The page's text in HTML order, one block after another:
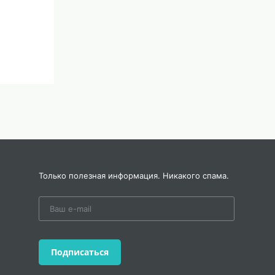
Только полезная информация. Никакого спама.
Подписаться